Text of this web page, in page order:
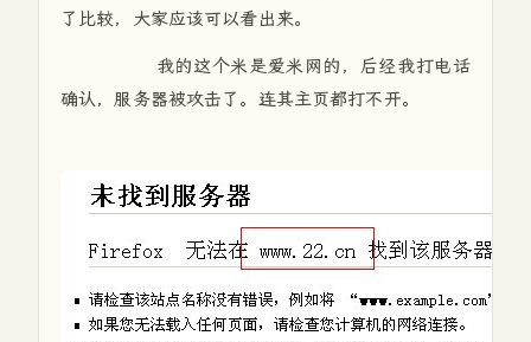
了比较，大家应该可以看出来。
我的这个米是爱米网的，后经我打电话
确认，服务器被攻击了。连其主页都打不开。